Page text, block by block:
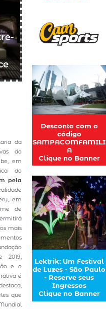
da
do
em
do
pela
em
de
mais
2019,
e o
é
que
Desconto com o
código
SAMPACOMFAMILI
A
Clique no Banner
Lektrik: Um Festival
de Luzes - São Paulo
- Reserve seus
Ingressos
Clique no Banner